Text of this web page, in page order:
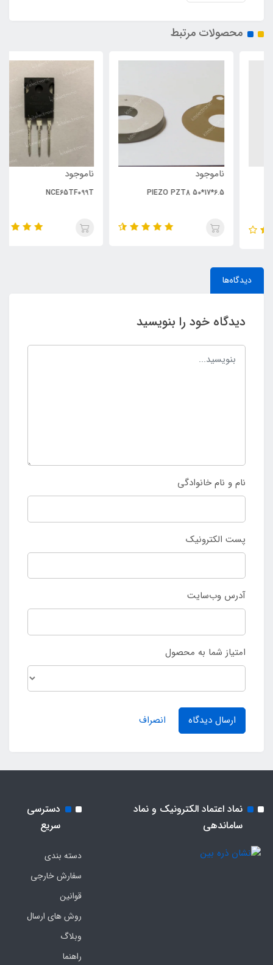
محصولات مرتبط
PIEZO PZT8 50*17*6.5
NCE65TF099T
دیدگاه‌ها
دیدگاه خود را بنویسید
نام و نام خانوادگی
پست الکترونیک
آدرس وب‌سایت
امتیاز شما به محصول
ارسال دیدگاه انصراف
نماد اعتماد الکترونیک و نماد
ساماندهی
دسترسی
سریع
دسته بندی
سفارش خارجی
قوانین
روش های ارسال
وبلاگ
راهنما